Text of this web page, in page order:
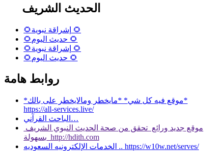
الحديث الشريف
🌻إشراقة نبوية 🌻
🌻حديث اليوم 🌻
🌻إشراقة نبوية 🌻
🌻حديث اليوم 🌻
روابط هامة
*موقع فيه كل شي* *مايخطر ومالايخطر على بالك*
https://all-services.live/
الباحث القرآني…
موقع جديد ورائع تحقق من صحة الحديث النبوي الشريف
بسهولة http://hdith.com
الخدمات الإلكترونيه السعوديه .. https://w10w.net/serves/